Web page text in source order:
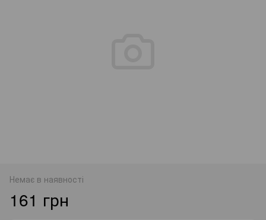
Немає в наявності
161 грн